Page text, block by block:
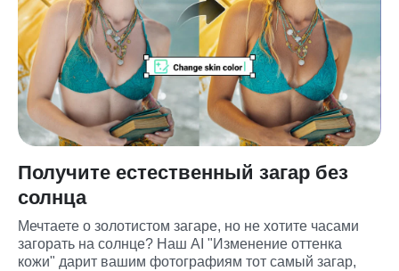
Получите естественный загар без
солнца
Мечтаете о золотистом загаре, но не хотите часами
загорать на солнце? Наш AI "Изменение оттенка
кожи" дарит вашим фотографиям тот самый загар,